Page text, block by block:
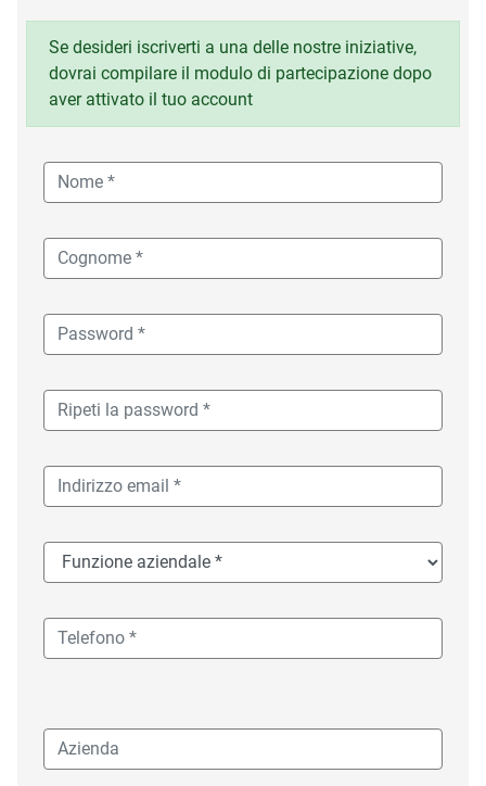
Se desideri iscriverti a una delle nostre iniziative,
dovrai compilare il modulo di partecipazione dopo
aver attivato il tuo account